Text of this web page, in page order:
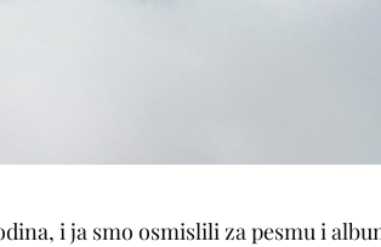
i ja smo osmislili za pesmu i